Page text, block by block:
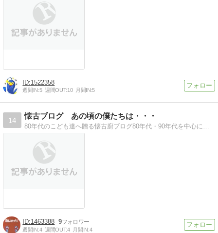
1522358
週間IN:5 週間OUT:10 月間IN:5
14
懐古ブログ あの頃の僕たちは・・・
1463388 9
週間IN:4 週間OUT:4 月間IN:4